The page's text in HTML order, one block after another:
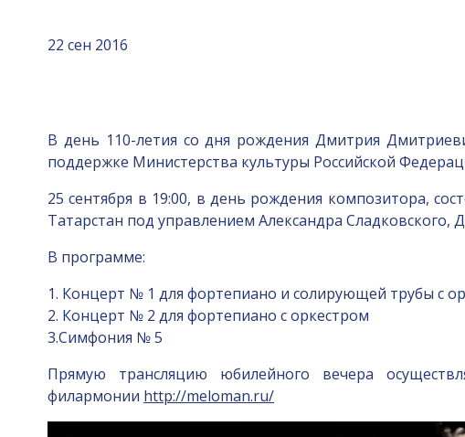
22 сен 2016
В день 110-летия со дня рождения Дмитрия
поддержке Министерства культуры Российской
25 сентября в 19:00, в день рождения композитора,
Татарстан под управлением Александра
В программе:
1. Концерт № 1 для фортепиано и солирующей трубы с
2. Концерт № 2 для фортепиано с оркестром
3.Симфония № 5
Прямую трансляцию юбилейного вечера
филармонии http://meloman.ru/